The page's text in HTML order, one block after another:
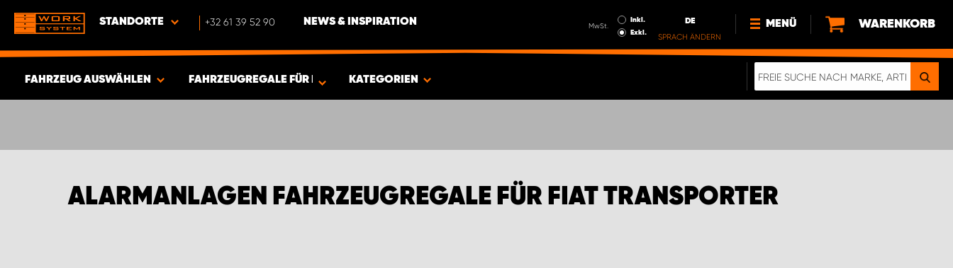
STANDORTE +32 61 39 52 90 NEWS & INSPIRATION MwSt.
Inkl.
Exkl.
DE
SPRACH ÄNDERN
MENÜ
NEWS
WARENKORB
FAHRZEUG AUSWÄHLEN
ARTIKEL
FAHRZEUGREGALE FÜR FIAT TRANSPORTER
KATEGORIEN
ALARMANLAGEN FAHRZEUGREGALE FÜR FIAT TRANSPORTER